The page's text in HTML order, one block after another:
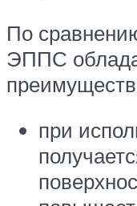
По
ЭППС
при